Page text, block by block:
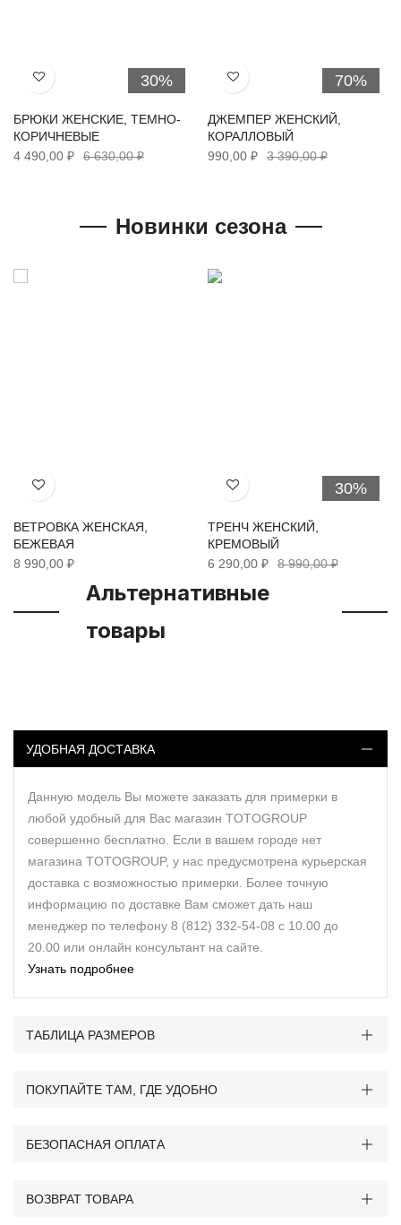
30%
Хочу!
БРЮКИ ЖЕНСКИЕ, ТЕМНО-
КОРИЧНЕВЫЕ
4 490,00 ₽
6 630,00 ₽
70%
Хочу!
ДЖЕМПЕР ЖЕНСКИЙ,
КОРАЛЛОВЫЙ
990,00 ₽
3 390,00 ₽
Новинки сезона
Хочу!
ВЕТРОВКА ЖЕНСКАЯ,
БЕЖЕВАЯ
8 990,00 ₽
30%
Хочу!
ТРЕНЧ ЖЕНСКИЙ,
КРЕМОВЫЙ
6 290,00 ₽
8 990,00 ₽
Альтернативные
товары
УДОБНАЯ ДОСТАВКА
Данную модель Вы можете заказать для примерки в
любой удобный для Вас магазин TOTOGROUP
совершенно бесплатно. Если в вашем городе нет
магазина TOTOGROUP, у нас предусмотрена курьерская
доставка с возможностью примерки. Более точную
информацию по доставке Вам сможет дать наш
менеджер по телефону 8 (812) 332-54-08 с 10.00 до
20.00 или онлайн консультант на сайте.
Узнать подробнее
ТАБЛИЦА РАЗМЕРОВ
ПОКУПАЙТЕ ТАМ, ГДЕ УДОБНО
БЕЗОПАСНАЯ ОПЛАТА
ВОЗВРАТ ТОВАРА